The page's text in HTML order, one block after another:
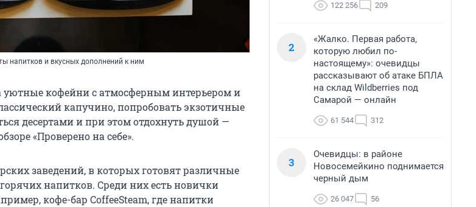
напитков и вкусных дополнений к ним
уютные кофейни с атмосферным интерьером и
капучино, попробовать экзотичные
десертами и при этом отдохнуть душой —
«Проверено на себе».
заведений, в которых готовят различные
напитков. Среди них есть новички
кофе-бар CoffeeSteam, где напитки
122 256 209
2
«Жалко. Первая работа,
которую любил по-
настоящему»: очевидцы
рассказывают об атаке БПЛА
на склад Wildberries под
Самарой — онлайн
61 544 312
3
Очевидцы: в районе
Новосемейкино поднимается
черный дым
26 047 56